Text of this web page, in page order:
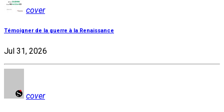
cover
Témoigner de la guerre à la Renaissance
Jul 31, 2026
cover